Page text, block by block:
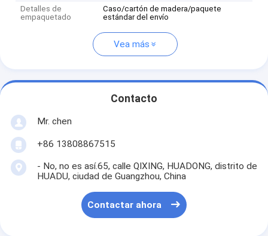
Detalles de
empaquetado
Caso/cartón de madera/paquete
estándar del envío
Vea más
Contacto
Mr. chen
+86 13808867515
- No, no es así.65, calle QIXING, HUADONG, distrito de
HUADU, ciudad de Guangzhou, China
Contactar ahora